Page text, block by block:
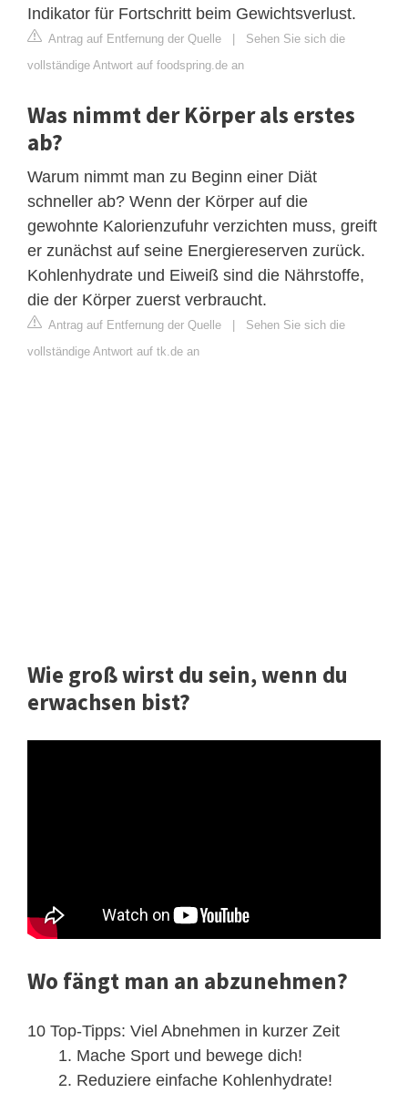
Indikator für Fortschritt beim Gewichtsverlust.
Antrag auf Entfernung der Quelle
Sehen Sie sich die
vollständige Antwort auf foodspring.de an
Was nimmt der Körper als erstes
ab?
Warum nimmt man zu Beginn einer Diät
schneller ab? Wenn der Körper auf die
gewohnte Kalorienzufuhr verzichten muss, greift
er zunächst auf seine Energiereserven zurück.
Kohlenhydrate und Eiweiß sind die Nährstoffe,
die der Körper zuerst verbraucht.
Antrag auf Entfernung der Quelle
Sehen Sie sich die
vollständige Antwort auf tk.de an
Wie groß wirst du sein, wenn du
erwachsen bist?
Wo fängt man an abzunehmen?
10 Top-Tipps: Viel Abnehmen in kurzer Zeit
Mache Sport und bewege dich!
Reduziere einfache Kohlenhydrate!